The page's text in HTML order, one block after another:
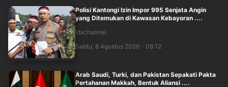
Polisi Kantongi Izin Impor 995 Senjata Angin
yang Ditemukan di Kawasan Kebayoran ....
idxchannel
Sabtu, 8 Agustus 2026 - 08:12
Arab Saudi, Turki, dan Pakistan Sepakati Pakta
Pertahanan Makkah, Bentuk Aliansi ....